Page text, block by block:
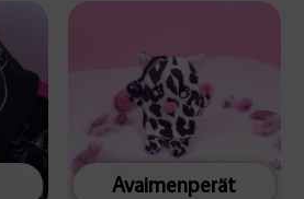
Avaimenperät